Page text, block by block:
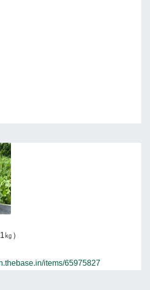
）
items/65975827